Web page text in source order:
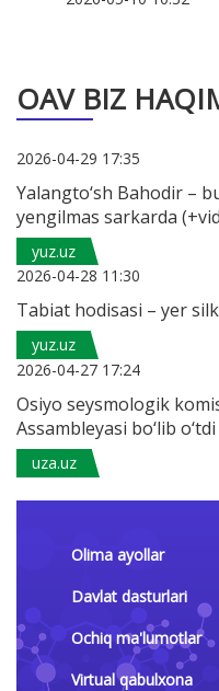
OAV BIZ
2026-04-29 17:35
Yalangto‘sh Bahodir –
yengilmas sarkarda
yuz.uz
2026-04-28 11:30
Tabiat hodisasi – yer
yuz.uz
2026-04-27 17:24
Osiyo seysmologik
Assambleyasi bo‘lib o‘tdi
uza.uz
Olima ayollar
Davlat dasturlari
Ochiq ma'lumotlar
Virtual qabulxona